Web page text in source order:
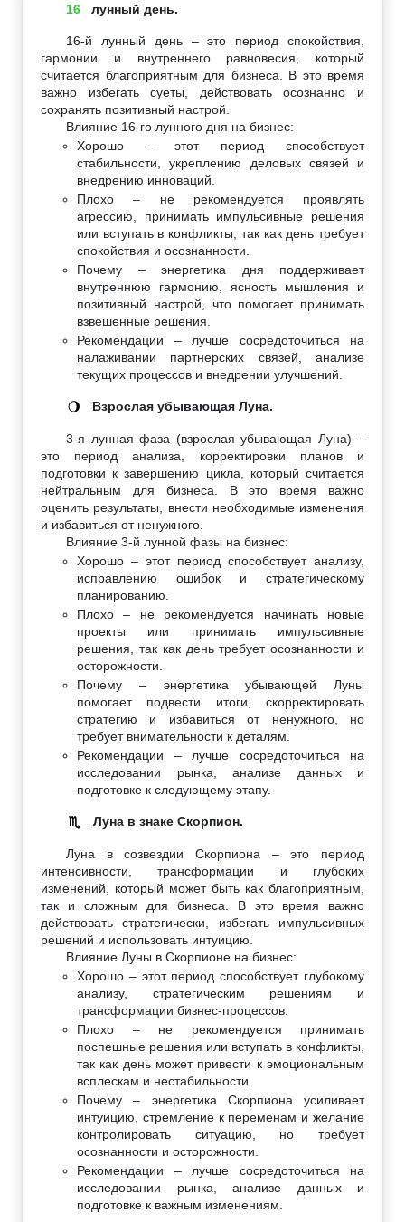
16 лунный день.
16-й лунный день – это период спокойствия,
гармонии и внутреннего равновесия, который
считается благоприятным для бизнеса. В это время
важно избегать суеты, действовать осознанно и
сохранять позитивный настрой.
Влияние 16-го лунного дня на бизнес:
Хорошо – этот период способствует
стабильности, укреплению деловых связей и
внедрению инноваций.
Плохо – не рекомендуется проявлять
агрессию, принимать импульсивные решения
или вступать в конфликты, так как день требует
спокойствия и осознанности.
Почему – энергетика дня поддерживает
внутреннюю гармонию, ясность мышления и
позитивный настрой, что помогает принимать
взвешенные решения.
Рекомендации – лучше сосредоточиться на
налаживании партнерских связей, анализе
текущих процессов и внедрении улучшений.
🌖 Взрослая убывающая Луна.
3-я лунная фаза (взрослая убывающая Луна) –
это период анализа, корректировки планов и
подготовки к завершению цикла, который считается
нейтральным для бизнеса. В это время важно
оценить результаты, внести необходимые изменения
и избавиться от ненужного.
Влияние 3-й лунной фазы на бизнес:
Хорошо – этот период способствует анализу,
исправлению ошибок и стратегическому
планированию.
Плохо – не рекомендуется начинать новые
проекты или принимать импульсивные
решения, так как день требует осознанности и
осторожности.
Почему – энергетика убывающей Луны
помогает подвести итоги, скорректировать
стратегию и избавиться от ненужного, но
требует внимательности к деталям.
Рекомендации – лучше сосредоточиться на
исследовании рынка, анализе данных и
подготовке к следующему этапу.
♏ Луна в знаке Скорпион.
Луна в созвездии Скорпиона – это период
интенсивности, трансформации и глубоких
изменений, который может быть как благоприятным,
так и сложным для бизнеса. В это время важно
действовать стратегически, избегать импульсивных
решений и использовать интуицию.
Влияние Луны в Скорпионе на бизнес:
Хорошо – этот период способствует глубокому
анализу, стратегическим решениям и
трансформации бизнес-процессов.
Плохо – не рекомендуется принимать
поспешные решения или вступать в конфликты,
так как день может привести к эмоциональным
всплескам и нестабильности.
Почему – энергетика Скорпиона усиливает
интуицию, стремление к переменам и желание
контролировать ситуацию, но требует
осознанности и осторожности.
Рекомендации – лучше сосредоточиться на
исследовании рынка, анализе данных и
подготовке к важным изменениям.